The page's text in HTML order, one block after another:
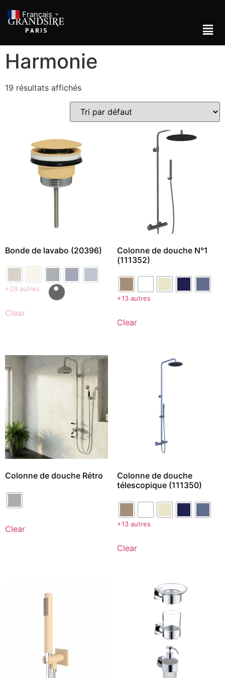
Harmonie
19 résultats affichés
Bonde de lavabo (20396)
+28 autres
Clear
Colonne de douche N°1
(111352)
+13 autres
Clear
Colonne de douche Rétro
Clear
Colonne de douche
télescopique (111350)
+13 autres
Clear
Français ▼